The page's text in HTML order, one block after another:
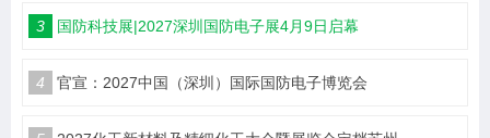
3 国防科技展|2027深圳国防电子展4月9日启幕
4 官宣：2027中国（深圳）国际国防电子博览会